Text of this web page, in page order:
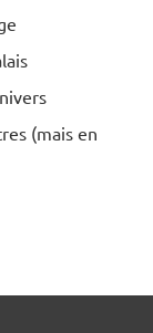
(mais en